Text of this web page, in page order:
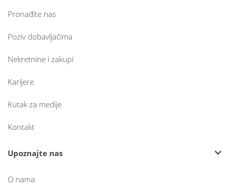
Pronađite nas
Poziv dobavljačima
Nekretnine i zakupi
Karijere
Kutak za medije
Kontakt
Upoznajte nas
O nama